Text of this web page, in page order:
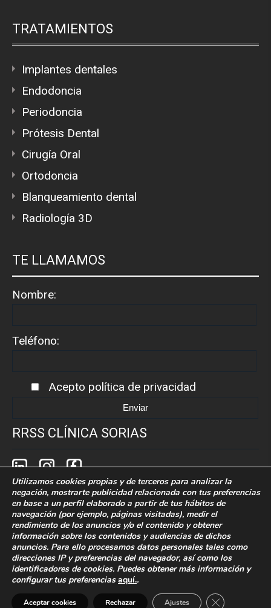
TRATAMIENTOS
Implantes dentales
Endodoncia
Periodoncia
Prótesis Dental
Cirugía Oral
Ortodoncia
Blanqueamiento dental
Radiología 3D
TE LLAMAMOS
Nombre:
Teléfono:
Acepto política de privacidad
RRSS CLÍNICA SORIAS
Política de cookies
Politica de privacidad
Aaviso legal
Desarrollado por Grupo Idimad.
Marketing Digital 360
Utilizamos cookies propias y de terceros para analizar la
negación, mostrarte publicidad relacionada con tus preferencias
en base a un perfil elaborado a partir de tus hábitos de
navegación (por ejemplo, páginas visitadas), medir el
rendimiento de los anuncios y/o el contenido y obtener
información sobre los contenidos y audiencias de dichos
anuncios. Para ello procesamos datos personales tales como
direcciones IP y preferencias del navegador, así como los
identificadores de cookies. Puedes obtener más información y
configurar tus preferenciasaquí..
Aceptar cookies Rechazar Ajustes Cerrar el